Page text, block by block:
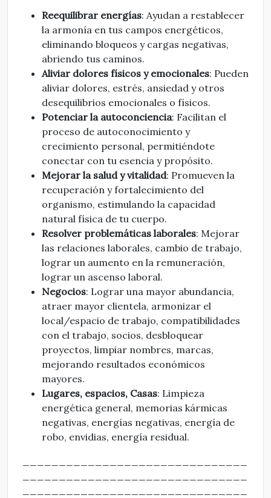
Reequilibrar energías: Ayudan a restablecer
la armonía en tus campos energéticos,
eliminando bloqueos y cargas negativas,
abriendo tus caminos.
Aliviar dolores físicos y emocionales: Pueden
aliviar dolores, estrés, ansiedad y otros
desequilibrios emocionales o físicos.
Potenciar la autoconciencia: Facilitan el
proceso de autoconocimiento y
crecimiento personal, permitiéndote
conectar con tu esencia y propósito.
Mejorar la salud y vitalidad: Promueven la
recuperación y fortalecimiento del
organismo, estimulando la capacidad
natural física de tu cuerpo.
Resolver problemáticas laborales: Mejorar
las relaciones laborales, cambio de trabajo,
lograr un aumento en la remuneración,
lograr un ascenso laboral.
Negocios: Lograr una mayor abundancia,
atraer mayor clientela, armonizar el
local/espacio de trabajo, compatibilidades
con el trabajo, socios, desbloquear
proyectos, limpiar nombres, marcas,
mejorando resultados económicos
mayores.
Lugares, espacios, Casas: Limpieza
energética general, memorias kármicas
negativas, energías negativas, energía de
robo, envidias, energía residual.